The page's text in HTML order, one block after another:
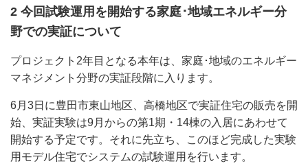
2 今回試験運用を開始する家庭･地域エネルギー分
野での実証について
プロジェクト2年目となる本年は、家庭･地域のエネルギー
マネジメント分野の実証段階に入ります。
6月3日に豊田市東山地区、高橋地区で実証住宅の販売を開
始、実証実験は9月からの第1期・14棟の入居にあわせて
開始する予定です。それに先立ち、このほど完成した実験
用モデル住宅でシステムの試験運用を行います。